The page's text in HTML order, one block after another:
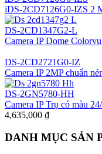
iDS-2CD7126G0-IZS 2
DS-2CD1347G2-L
Camera IP Dome
DS-2CD2721G0-IZ
Camera IP 2MP chuẩn
DS-2GN5780-HH
Camera IP Trụ có màu
4,635,000 ₫
DANH MỤC SẢN